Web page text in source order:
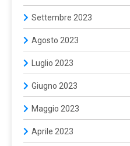
Settembre 2023
Agosto 2023
Luglio 2023
Giugno 2023
Maggio 2023
Aprile 2023